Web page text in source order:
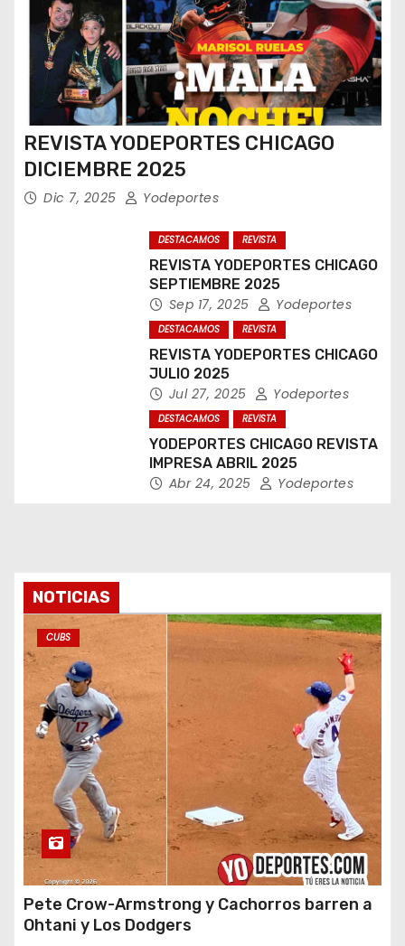
REVISTA YODEPORTES CHICAGO
DICIEMBRE 2025
Dic 7, 2025 Yodeportes
DESTACAMOS REVISTA
REVISTA YODEPORTES CHICAGO
SEPTIEMBRE 2025
Sep 17, 2025 Yodeportes
DESTACAMOS REVISTA
REVISTA YODEPORTES CHICAGO
JULIO 2025
Jul 27, 2025 Yodeportes
DESTACAMOS REVISTA
YODEPORTES CHICAGO REVISTA
IMPRESA ABRIL 2025
Abr 24, 2025 Yodeportes
NOTICIAS
CUBS
Pete Crow-Armstrong y Cachorros barren a
Ohtani y Los Dodgers